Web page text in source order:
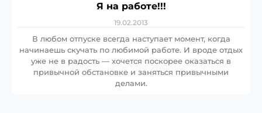
Я на работе!!!
19.02.2013
В любом отпуске всегда наступает момент, когда
начинаешь скучать по любимой работе. И вроде отдых
уже не в радость — хочется поскорее оказаться в
привычной обстановке и заняться привычными
делами.